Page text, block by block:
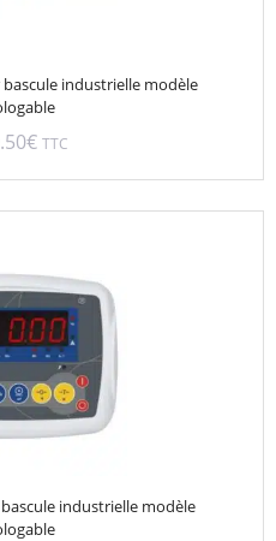
industrielle modèle
€ TTC
industrielle modèle